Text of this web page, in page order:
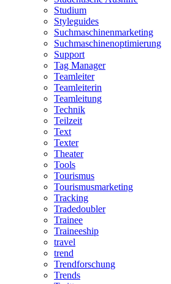
Studium
Styleguides
Suchmaschinenmarketing
Suchmaschinenoptimierung
Support
Tag Manager
Teamleiter
Teamleiterin
Teamleitung
Technik
Teilzeit
Text
Texter
Theater
Tools
Tourismus
Tourismusmarketing
Tracking
Tradedoubler
Trainee
Traineeship
travel
trend
Trendforschung
Trends